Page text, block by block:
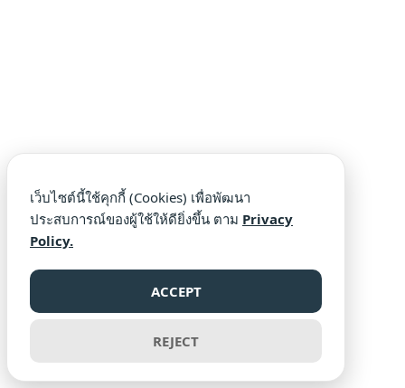
เว็บไซต์นี้ใช้คุกกี้ (Cookies) เพื่อพัฒนา
ประสบการณ์ของผู้ใช้ให้ดียิ่งขึ้น ตาม Privacy
Policy.
ACCEPT
REJECT